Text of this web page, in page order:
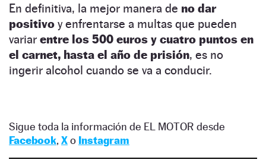
En definitiva, la mejor manera de no dar
positivo y enfrentarse a multas que pueden
variar entre los 500 euros y cuatro puntos en
el carnet, hasta el año de prisión, es no
ingerir alcohol cuando se va a conducir.
Sigue toda la información de EL MOTOR desde
Facebook, Xo Instagram